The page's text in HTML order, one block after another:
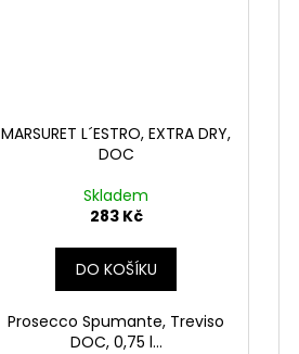
MARSURET L´ESTRO, EXTRA DRY,
DOC
Skladem
283 Kč
DO KOŠÍKU
Prosecco Spumante, Treviso
DOC, 0,75 l...